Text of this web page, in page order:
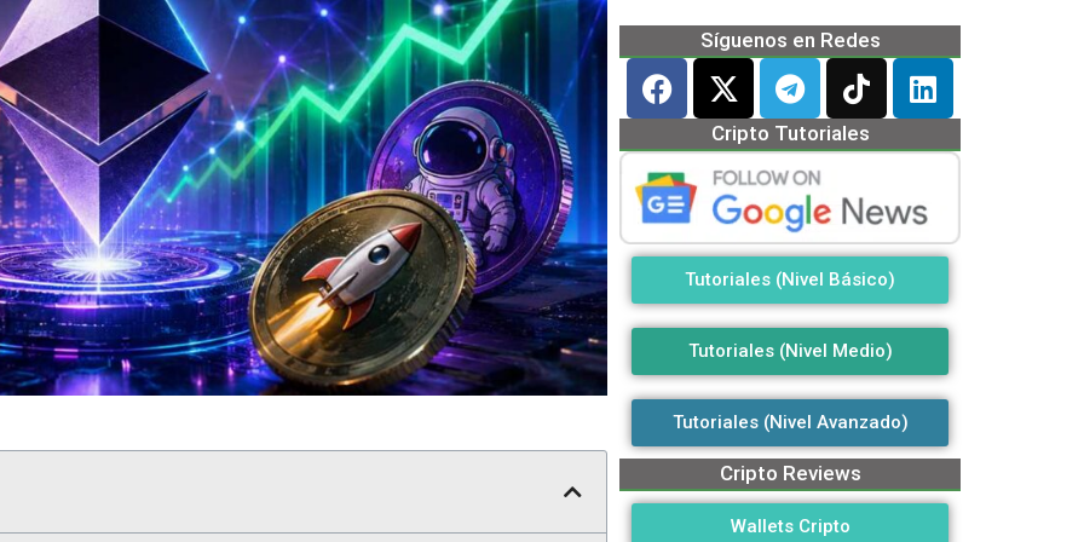
Síguenos en Redes
Cripto Tutoriales
Tutoriales (Nivel Básico)
Tutoriales (Nivel Medio)
Tutoriales (Nivel Avanzado)
Cripto Reviews
Wallets Cripto